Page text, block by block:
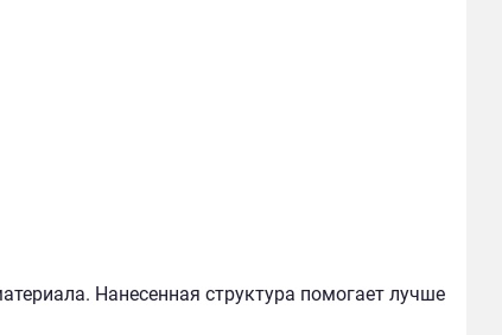
Нанесенная структура помогает лучше